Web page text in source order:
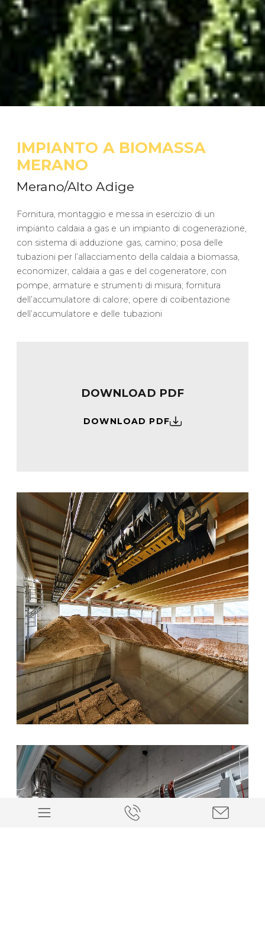
IMPIANTO A BIOMASSA
MERANO
Merano/Alto Adige
Fornitura, montaggio e messa in esercizio di un
impianto caldaia a gas e un impianto di cogenerazione,
con sistema di adduzione gas, camino; posa delle
tubazioni per l’allacciamento della caldaia a biomassa,
economizer, caldaia a gas e del cogeneratore, con
pompe, armature e strumenti di misura; fornitura
dell’accumulatore di calore; opere di coibentazione
dell’accumulatore e delle tubazioni
DOWNLOAD PDF
DOWNLOAD PDF